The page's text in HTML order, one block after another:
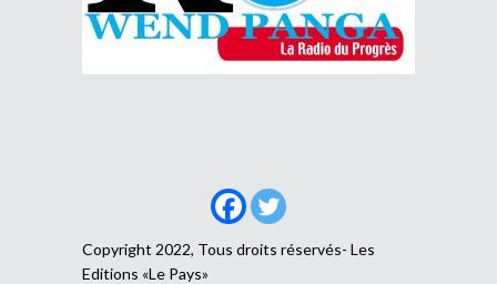
Copyright 2022, Tous droits réservés- Les
Editions «Le Pays»